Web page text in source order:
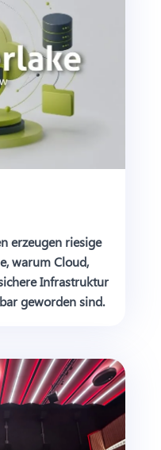
erzeugen riesige
warum Cloud,
Infrastruktur
geworden sind.